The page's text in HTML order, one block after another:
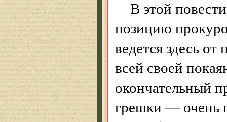
В этой
позицию
ведется здесь
всей своей
окончательный
грешки — очень